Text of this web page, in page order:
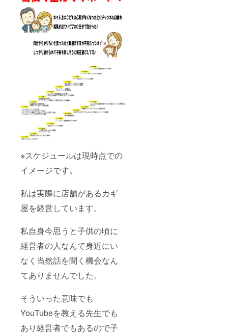
※スケジュールは現時点での
イメージです。
私は実際に店舗があるカギ
屋を経営しています。
私自身今思うと子供の頃に
経営者の人なんて身近にい
なく当然話を聞く機会なん
てありませんでした。
そういった意味でも
YouTubeを教える先生でも
あり経営者でもあるので子